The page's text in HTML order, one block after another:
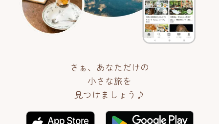
さぁ、あなただけの
小さな旅を
見つけましょう♪